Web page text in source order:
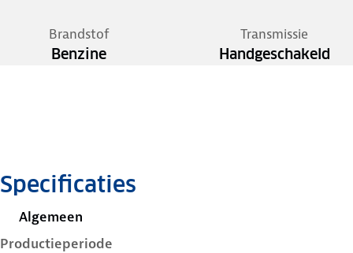
Brandstof
Benzine
Transmissie
Handgeschakeld
Specificaties
Algemeen
Productieperiode